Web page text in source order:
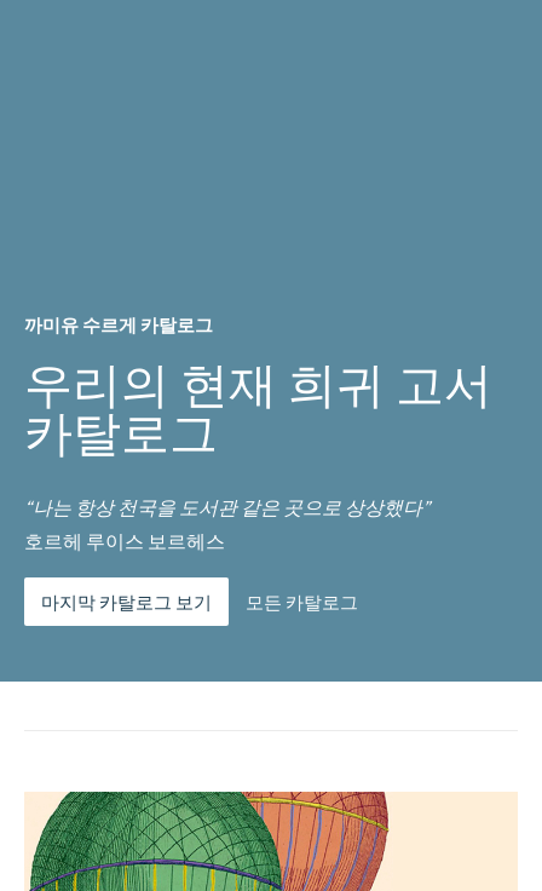
까미유 수르게 카탈로그
우리의 현재 희귀 고서
카탈로그
“나는 항상 천국을 도서관 같은 곳으로 상상했다”
호르헤 루이스 보르헤스
마지막 카탈로그 보기 모든 카탈로그